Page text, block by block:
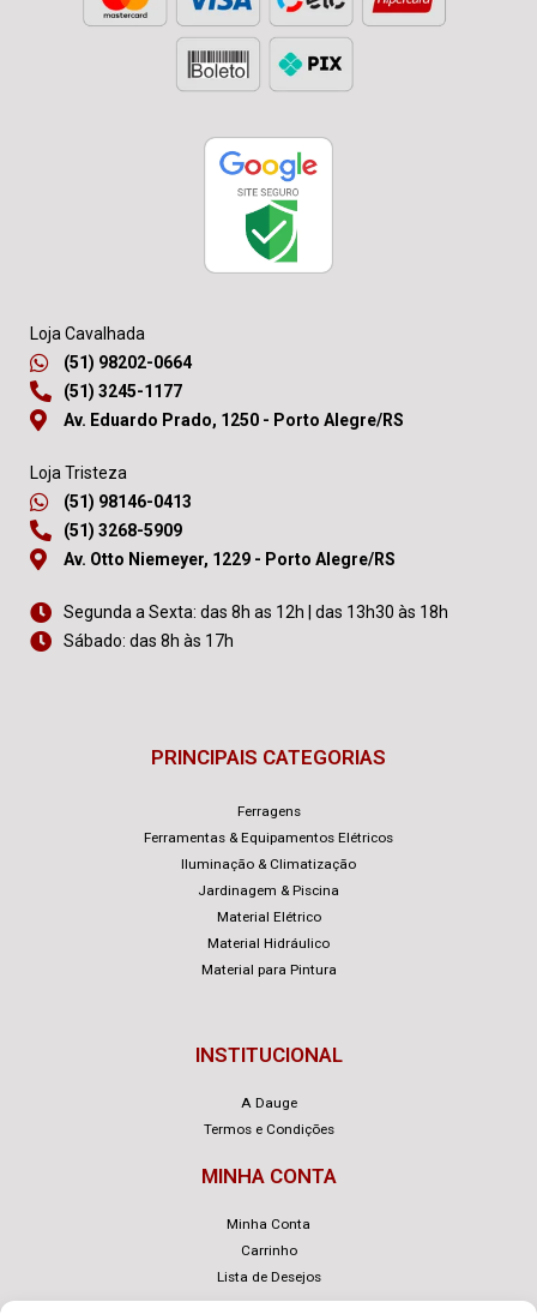
Loja Cavalhada
(51) 98202-0664
(51) 3245-1177
Av. Eduardo Prado, 1250 - Porto Alegre/RS
Loja Tristeza
(51) 98146-0413
(51) 3268-5909
Av. Otto Niemeyer, 1229 - Porto Alegre/RS
Segunda a Sexta: das 8h as 12h | das 13h30 às 18h
Sábado: das 8h às 17h
PRINCIPAIS CATEGORIAS
Ferragens
Ferramentas & Equipamentos Elétricos
Iluminação & Climatização
Jardinagem & Piscina
Material Elétrico
Material Hidráulico
Material para Pintura
INSTITUCIONAL
A Dauge
Termos e Condições
MINHA CONTA
Minha Conta
Carrinho
Lista de Desejos